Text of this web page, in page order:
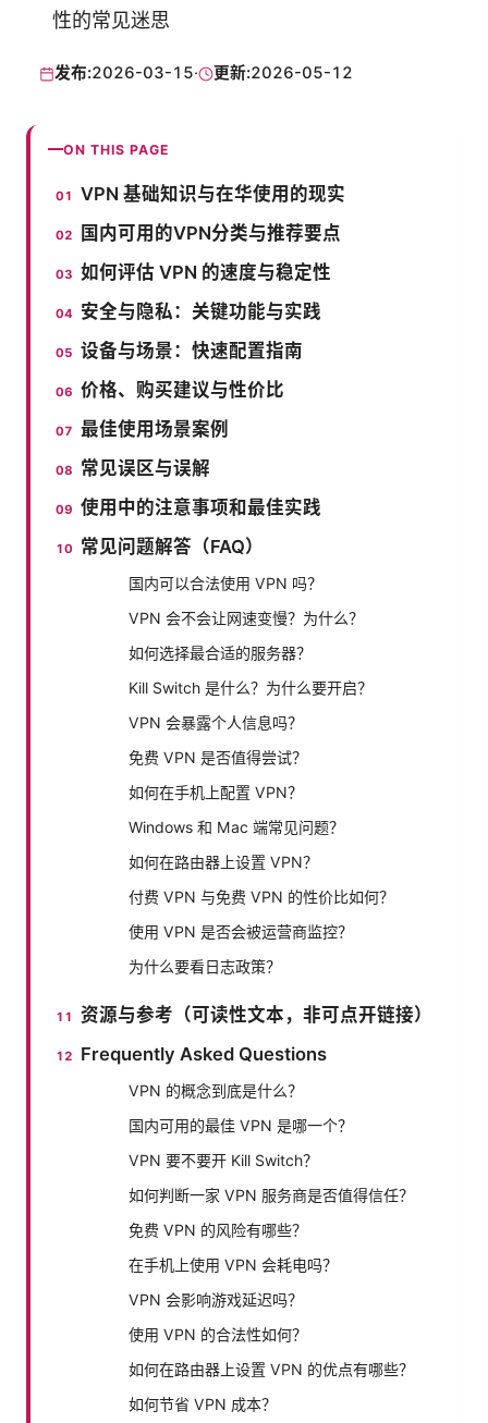
性的常见迷思
发布:2026-03-15· 更新:2026-05-12
ON THIS PAGE
VPN 基础知识与在华使用的现实
国内可用的VPN分类与推荐要点
如何评估 VPN 的速度与稳定性
安全与隐私：关键功能与实践
设备与场景：快速配置指南
价格、购买建议与性价比
最佳使用场景案例
常见误区与误解
使用中的注意事项和最佳实践
常见问题解答（FAQ）
国内可以合法使用 VPN 吗？
VPN 会不会让网速变慢？为什么？
如何选择最合适的服务器？
Kill Switch 是什么？为什么要开启？
VPN 会暴露个人信息吗？
免费 VPN 是否值得尝试？
如何在手机上配置 VPN？
Windows 和 Mac 端常见问题？
如何在路由器上设置 VPN？
付费 VPN 与免费 VPN 的性价比如何？
使用 VPN 是否会被运营商监控？
为什么要看日志政策？
资源与参考（可读性文本，非可点开链接）
Frequently Asked Questions
VPN 的概念到底是什么？
国内可用的最佳 VPN 是哪一个？
VPN 要不要开 Kill Switch？
如何判断一家 VPN 服务商是否值得信任？
免费 VPN 的风险有哪些？
在手机上使用 VPN 会耗电吗？
VPN 会影响游戏延迟吗？
使用 VPN 的合法性如何？
如何在路由器上设置 VPN 的优点有哪些？
如何节省 VPN 成本？